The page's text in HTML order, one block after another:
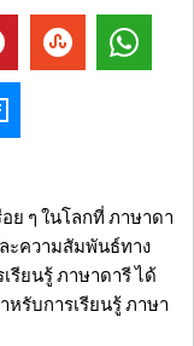
ย ๆ ในโลกที่ ภาษาดา
ะความสัมพันธ์ทาง
รียนรู้ ภาษาดารี ได้
รับการเรียนรู้ ภาษา